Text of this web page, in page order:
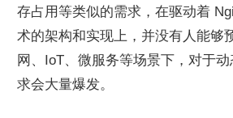
存占用等类似的需求，在驱动着
术的架构和实现上，并没有人能够
网、IoT、微服务等场景下，对于
求会大量爆发。